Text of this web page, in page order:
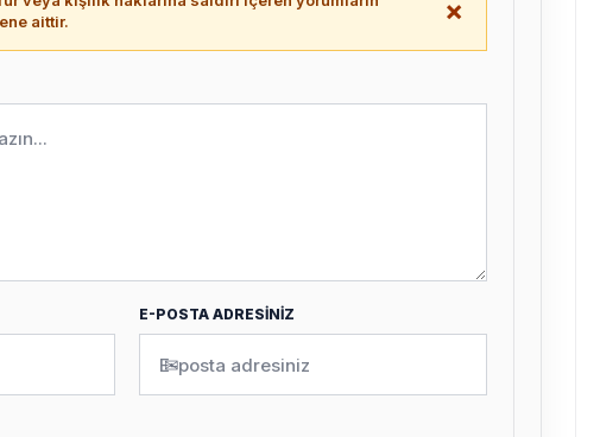
aittir.
×
E-POSTA ADRESİNİZ
✉